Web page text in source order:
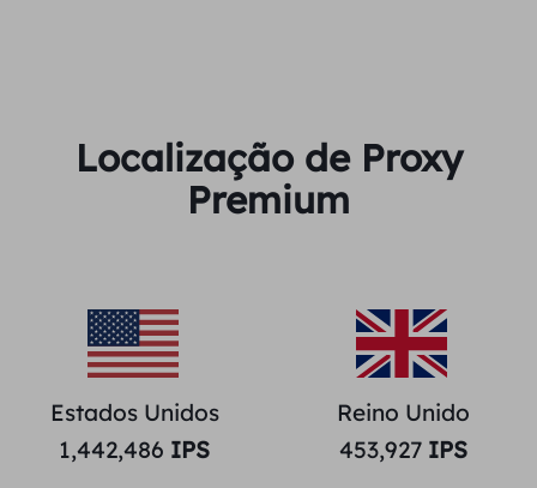
Localização de Proxy
Premium
Estados Unidos
1,442,486 IPS
Reino Unido
453,927IPS